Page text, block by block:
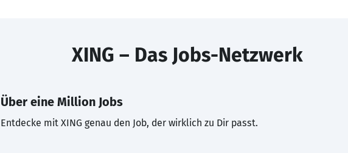
XING – Das Jobs-Netzwerk
Über eine Million Jobs
Entdecke mit XING genau den Job, der wirklich zu Dir passt.